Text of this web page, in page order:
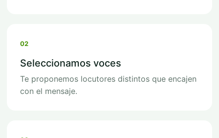
02
Seleccionamos voces
Te proponemos locutores distintos que encajen
con el mensaje.